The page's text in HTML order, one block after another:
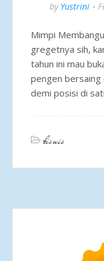
by Yustrini
Mimpi
gregetnya sih,
tahun ini mau
pengen bersaing
demi posisi di
bisnis